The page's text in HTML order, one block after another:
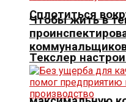
Сплотиться
Текслер
Чтобы жить в